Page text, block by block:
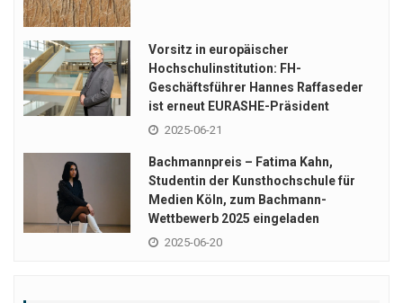
Vorsitz in europäischer
Hochschulinstitution: FH-
Geschäftsführer Hannes Raffaseder
ist erneut EURASHE-Präsident
2025-06-21
Bachmannpreis – Fatima Kahn,
Studentin der Kunsthochschule für
Medien Köln, zum Bachmann-
Wettbewerb 2025 eingeladen
2025-06-20